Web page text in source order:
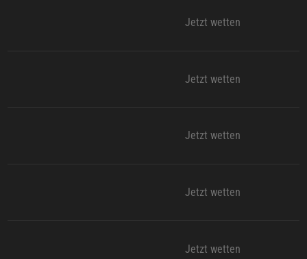
Jetzt wetten
Jetzt wetten
Jetzt wetten
Jetzt wetten
Jetzt wetten